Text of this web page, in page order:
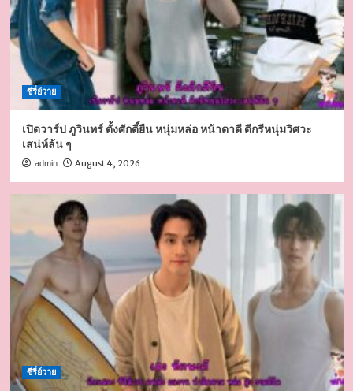
ซีรี่ย์วาย
เปิดวาร์ป ภูวินทร์ ตั้งศักดิ์ยืน หนุ่มหล่อ หน้าตาดี ดีกรีหนุ่มวิศวะ
เสน่ห์ล้น ๆ
admin August 4, 2026
ซีรี่ย์วาย